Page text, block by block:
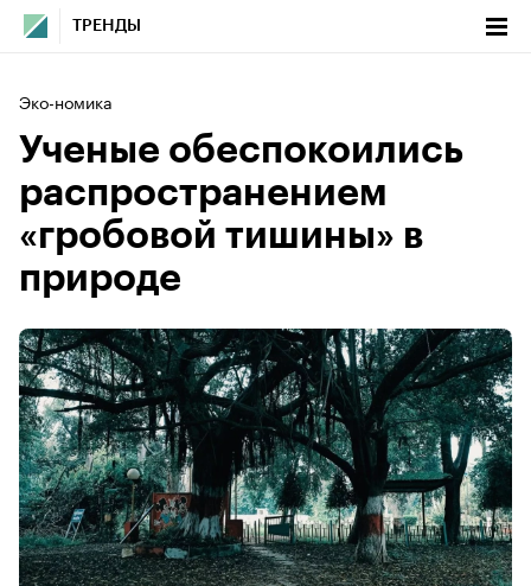
ТРЕНДЫ
Эко-номика
Ученые обеспокоились
распространением
«гробовой тишины» в
природе